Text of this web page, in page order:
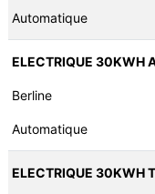
Automatique
ELECTRIQUE 30KWH
Berline
Automatique
ELECTRIQUE 30KWH